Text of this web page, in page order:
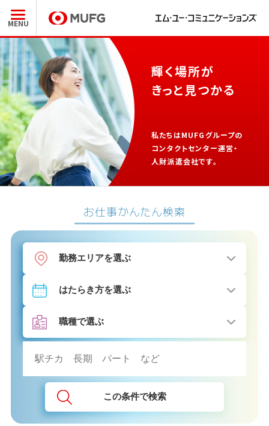
MENU
輝く場所が
きっと見つかる
私たちはMUFGグループの
コンタクトセンター運営・
人財派遣会社です。
お仕事かんたん検索
この条件で検索